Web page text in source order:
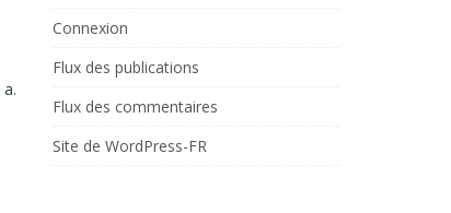
Connexion
Flux des publications
Flux des commentaires
Site de WordPress-FR